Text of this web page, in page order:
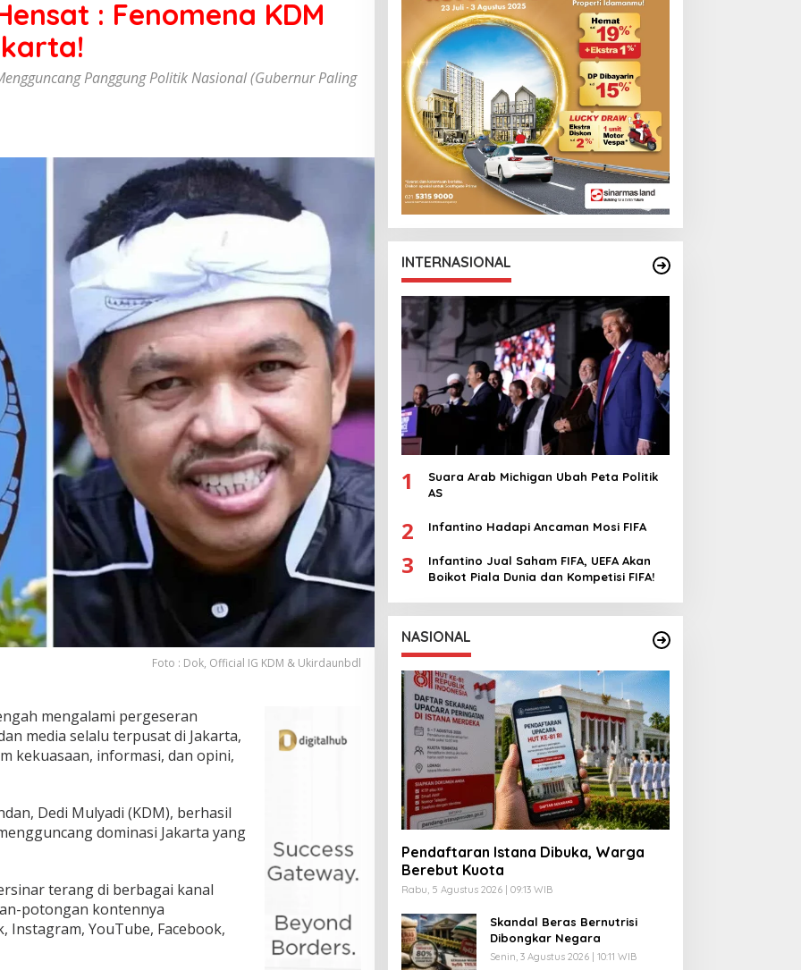
: Fenomena KDM
Panggung Politik Nasional (Gubernur Paling
Foto : Dok, Official IG KDM & Ukirdaunbdl
mengalami pergeseran
media selalu terpusat di Jakarta,
kekuasaan, informasi, dan opini,
Dedi Mulyadi (KDM), berhasil
dominasi Jakarta yang
terang di berbagai kanal
potongan kontennya
Instagram, YouTube, Facebook,
INTERNASIONAL
1
Suara Arab Michigan Ubah Peta Politik
AS
2 Infantino Hadapi Ancaman Mosi FIFA
3
Infantino Jual Saham FIFA, UEFA Akan
Boikot Piala Dunia dan Kompetisi FIFA!
NASIONAL
Pendaftaran Istana Dibuka, Warga
Berebut Kuota
Rabu, 5 Agustus 2026 | 09:13 WIB
Skandal Beras Bernutrisi
Dibongkar Negara
Senin, 3 Agustus 2026 | 10:11 WIB